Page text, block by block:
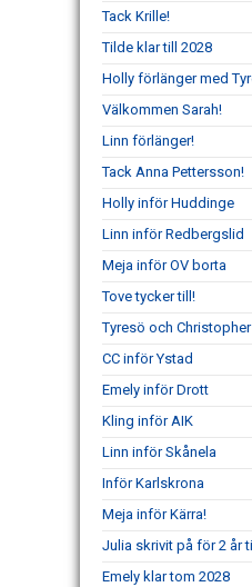
Tack Krille!
Tilde klar till 2028
Holly förlänger med
Välkommen Sarah!
Linn förlänger!
Tack Anna Pettersson!
Holly inför Huddinge
Linn inför Redbergslid
Meja inför OV borta
Tove tycker till!
Tyresö och
CC inför Ystad
Emely inför Drott
Kling inför AIK
Linn inför Skånela
Inför Karlskrona
Meja inför Kärra!
Julia skrivit på för 2 år till
Emely klar tom 2028